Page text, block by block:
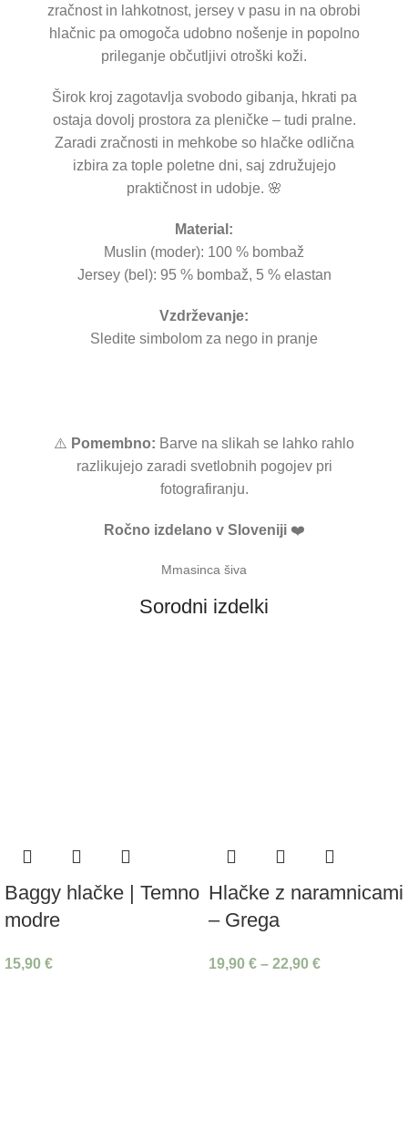
zračnost in lahkotnost, jersey v pasu in na obrobi
hlačnic pa omogoča udobno nošenje in popolno
prileganje občutljivi otroški koži.
Širok kroj zagotavlja svobodo gibanja, hkrati pa
ostaja dovolj prostora za pleničke – tudi pralne.
Zaradi zračnosti in mehkobe so hlačke odlična
izbira za tople poletne dni, saj združujejo
praktičnost in udobje. 🌸
Material:
Muslin (moder): 100 % bombaž
Jersey (bel): 95 % bombaž, 5 % elastan
Vzdrževanje:
Sledite simbolom za nego in pranje
⚠️ Pomembno: Barve na slikah se lahko rahlo
razlikujejo zaradi svetlobnih pogojev pri
fotografiranju.
Ročno izdelano v Sloveniji❤️
Mmasinca šiva
Sorodni izdelki
Baggy hlačke | Temno
modre
15,90 €
Hlačke z naramnicami
– Grega
19,90 € – 22,90 €